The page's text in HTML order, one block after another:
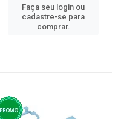
Faça seu login ou
cadastre-se para
comprar.